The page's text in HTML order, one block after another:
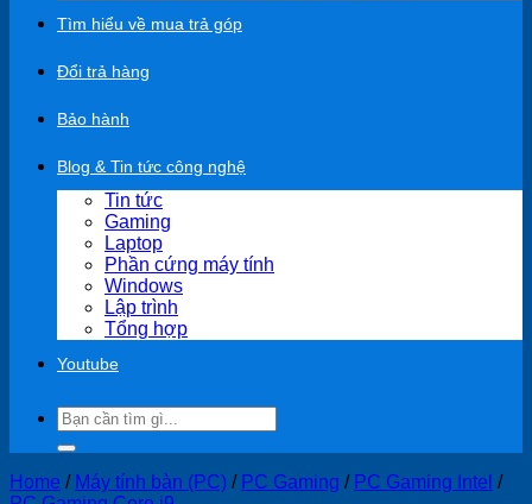
Tìm hiểu về mua trả góp
Đổi trả hàng
Bảo hành
Blog & Tin tức công nghệ
Tin tức
Gaming
Laptop
Phần cứng máy tính
Windows
Lập trình
Tổng hợp
Youtube
Search
for:
Home / Máy tính bàn (PC) / PC Gaming / PC Gaming Intel /